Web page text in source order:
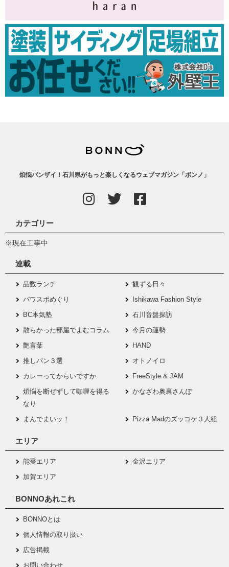
煩悩バンザイ！石川県がもっと楽しくなるウェブマガジン「ボンノ」
カテゴリー
※現在工事中
連載
品数ランチ
観ずる日々
パワスポめぐり
Ishikawa Fashion Style
BC本気塾
石川音盤探訪
散らかった部屋でよむコラム
今月の運勢
艶言葉
HAND
推しパン３選
オトノイロ
カレーってからいですか
FreeStyle & JAM
煩悩を断ぜずして咖喱を得る
なり
かなざわ奥裏さんぽ
まんでまいッ！ Pizza Madのズッコケ３人組
エリア
能登エリア
金沢エリア
加賀エリア
BONNOあれこれ
BONNOとは
個人情報の取り扱い
広告掲載
お問い合わせ